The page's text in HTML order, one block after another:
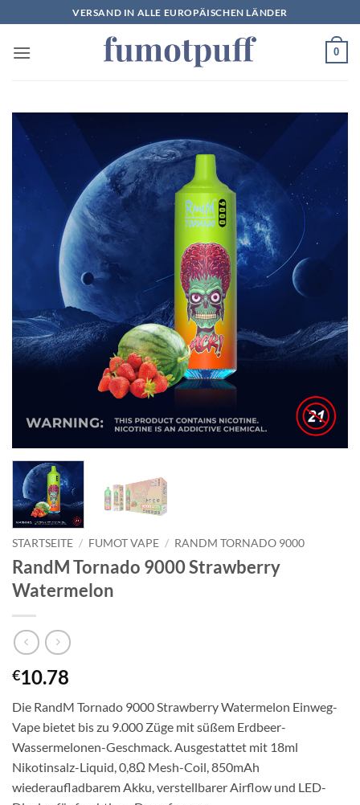
Inhalt
springen
VERSAND IN ALLE EUROPÄISCHEN LÄNDER
0
STARTSEITE / FUMOT VAPE / RANDM TORNADO 9000
RandM Tornado 9000 Strawberry
Watermelon
€10.78
Die RandM Tornado 9000 Strawberry Watermelon Einweg-
Vape bietet bis zu 9.000 Züge mit süßem Erdbeer-
Wassermelonen-Geschmack. Ausgestattet mit 18ml
Nikotinsalz-Liquid, 0,8Ω Mesh-Coil, 850mAh
wiederaufladbarem Akku, verstellbarer Airflow und LED-